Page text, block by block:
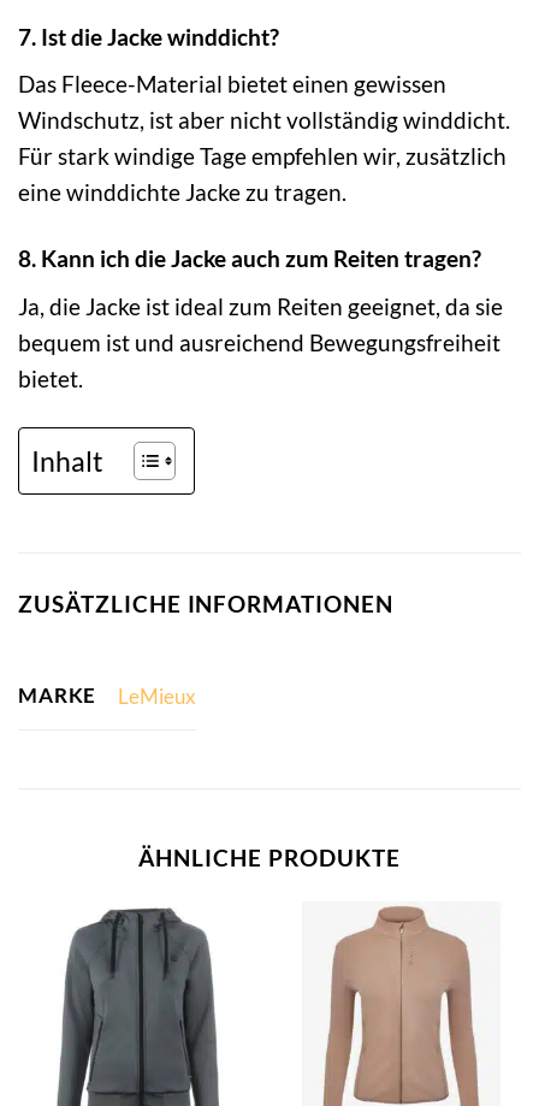
7. Ist die Jacke winddicht?
Das Fleece-Material bietet einen gewissen
Windschutz, ist aber nicht vollständig winddicht.
Für stark windige Tage empfehlen wir, zusätzlich
eine winddichte Jacke zu tragen.
8. Kann ich die Jacke auch zum Reiten tragen?
Ja, die Jacke ist ideal zum Reiten geeignet, da sie
bequem ist und ausreichend Bewegungsfreiheit
bietet.
Inhalt
ZUSÄTZLICHE INFORMATIONEN
MARKE LeMieux
ÄHNLICHE PRODUKTE